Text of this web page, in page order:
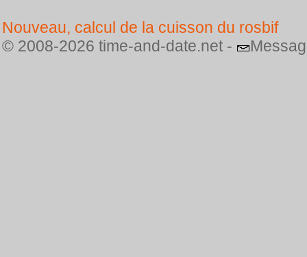
Nouveau, calcul de la cuisson du rosbif
© 2008-2026 time-and-date.net -